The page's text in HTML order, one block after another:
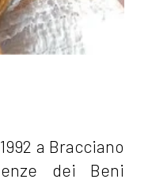
a Bracciano
dei Beni